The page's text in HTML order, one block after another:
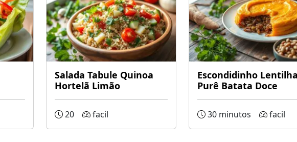
Salada Tabule Quinoa
Hortelã Limão
20 facil
Escondidinho Lentilha
Purê Batata Doce
30 minutos facil